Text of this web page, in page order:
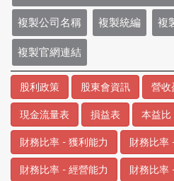
複製公司名稱 複製統編 複
複製官網連結
股利政策 股東會資訊 營收
現金流量表 損益表 本益比
財務比率 - 獲利能力 財務比率
財務比率 - 經營能力 財務比率